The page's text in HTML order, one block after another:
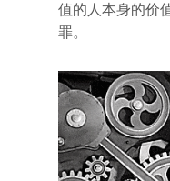
值的人本身的价
罪。